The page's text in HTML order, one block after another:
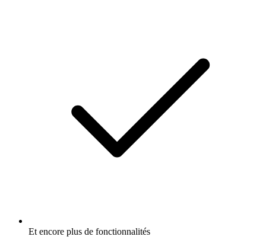
Et encore plus de fonctionnalités